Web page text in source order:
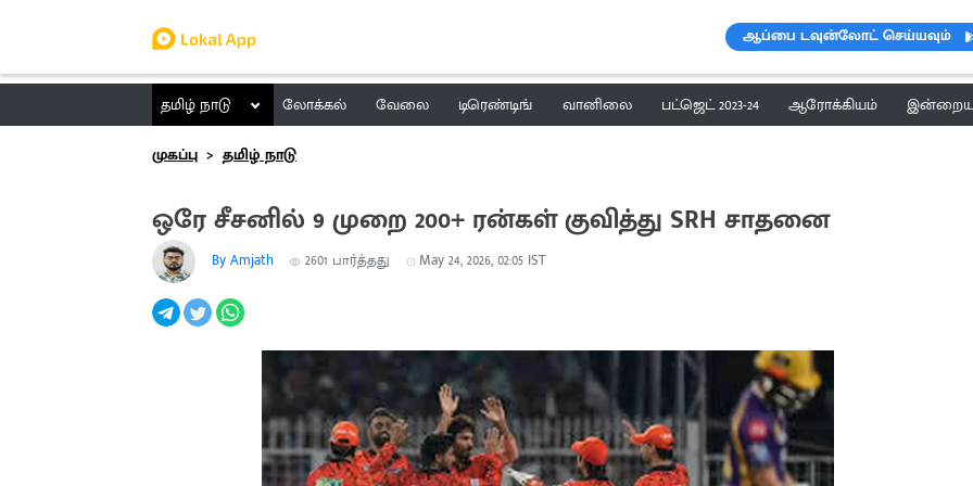
ஆப்பை டவுன்லோட் செய்யவும்
தமிழ் நாடு லோக்கல் வேலை டிரெண்டிங் வானிலை பட்ஜெட் 2023-24 ஆரோக்கியம்
இன்றைய
முகப்பு
தமிழ் நாடு
ஒரே சீசனில் 9 முறை 200+ ரன்கள் குவித்து SRH சாதனை
By Amjath 2601 பார்த்தது May 24, 2026, 02:05 IST